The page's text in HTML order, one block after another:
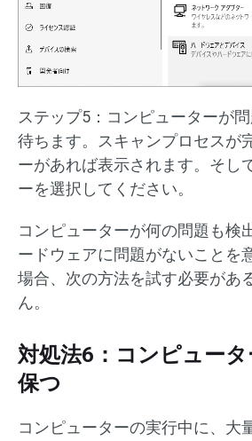
ステップ5：コンピューターが
待ちます。スキャンプロセスが
ーがあれば表示されます。そし
ーを選択してください。
コンピューターが何の問題も検
ードウェアに問題がないことを
場合、次の方法を試す必要があ
ん。
対処法6：コンピュー
保つ
コンピューターの実行中に、大